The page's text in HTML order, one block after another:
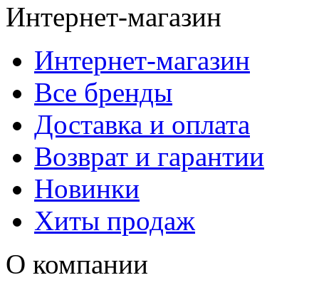
Интернет-магазин
Интернет-магазин
Все бренды
Доставка и оплата
Возврат и гарантии
Новинки
Хиты продаж
О компании